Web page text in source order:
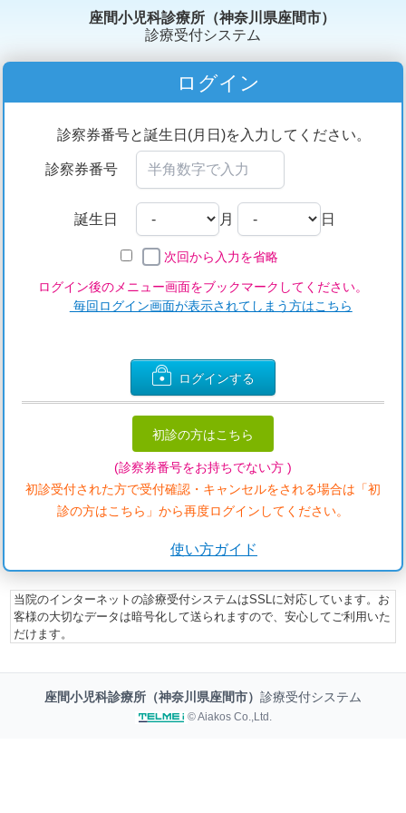
座間小児科診療所（神奈川県座間市）
診療受付システム
ログイン
診察券番号と誕生日(月日)を入力してください。
診察券番号
誕生日 月 日
次回から入力を省略
ログイン後のメニュー画面をブックマークしてください。
毎回ログイン画面が表示されてしまう方はこちら
ログインする
初診の方はこちら
(診察券番号をお持ちでない方 )
初診受付された方で受付確認・キャンセルをされる場合は「初
診の方はこちら」から再度ログインしてください。
使い方ガイド
当院のインターネットの診療受付システムはSSLに対応しています。お
客様の大切なデータは暗号化して送られますので、安心してご利用いた
だけます。
座間小児科診療所（神奈川県座間市） 診療受付システム
© Aiakos Co.,Ltd.